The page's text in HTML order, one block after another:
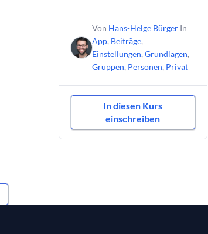
Von Hans-Helge Bürger In
App, Beiträge,
Einstellungen, Grundlagen,
Gruppen, Personen, Privat
In diesen Kurs
einschreiben